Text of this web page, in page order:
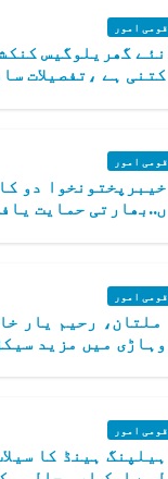
قومی امور
نئے گھریلوگیس
کتنی ہے ،تفصیلات
قومی امور
خیبرپختونخوا دو
ں..بھارتی حمایت
قومی امور
ملتان، رحیم یار
وہاڑی میں مزید
قومی امور
ہیلپنگ ہینڈ کا